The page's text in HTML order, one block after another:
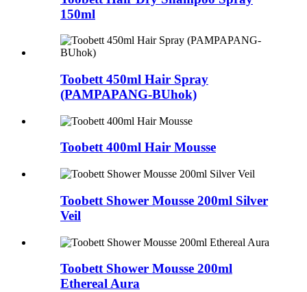
150ml
Toobett 450ml Hair Spray
(PAMPAPANG-BUhok)
Toobett 400ml Hair Mousse
Toobett Shower Mousse 200ml Silver
Veil
Toobett Shower Mousse 200ml
Ethereal Aura